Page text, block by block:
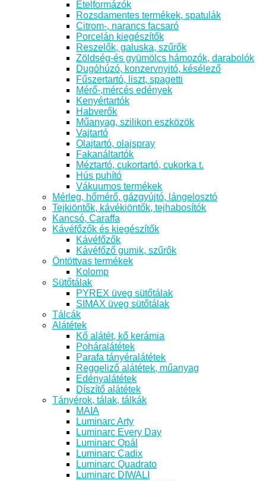
Ételformázók
Rozsdamentes termékek, spatulák
Citrom-, narancs facsaró
Porcelán kiegészítők
Reszelők, galuska, szűrők
Zöldség-és gyümölcs hámozók, darabolók
Dugóhúzó, konzervnyitó, késélező
Fűszertartó, liszt, spagetti
Mérő-,mércés edények
Kenyértartók
Habverők
Műanyag, szilikon eszközök
Vajtartó
Olajtartó, olajspray
Fakanáltartók
Méztartó, cukortartó, cukorka t.
Hús puhító
Vákuumos termékek
Mérleg, hőmérő, gázgyújtó, lángelosztó
Tejkiöntők, kávékiöntők, tejhabosítók
Kancsó, Caraffa
Kávéfőzők és kiegészítők
Kávéfőzők
Kávéfőző gumik, szűrők
Öntöttvas termékek
Kolomp
Sütőtálak
PYREX üveg sütőtálak
SIMAX üveg sütőtálak
Tálcák
Alátétek
Kő alátét, kő kerámia
Poháralátétek
Parafa tányéralátétek
Reggeliző alátétek, műanyag
Edényalátétek
Díszítő alátétek
Tányérok, tálak, tálkák
MAIA
Luminarc Arty
Luminarc Every Day
Luminarc Opál
Luminarc Cadix
Luminarc Quadrato
Luminarc DIWALI